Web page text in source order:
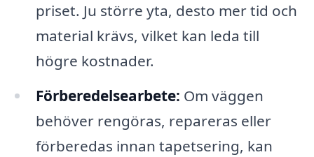
priset. Ju större yta, desto mer tid och
material krävs, vilket kan leda till
högre kostnader.
Förberedelsearbete: Om väggen
behöver rengöras, repareras eller
förberedas innan tapetsering, kan